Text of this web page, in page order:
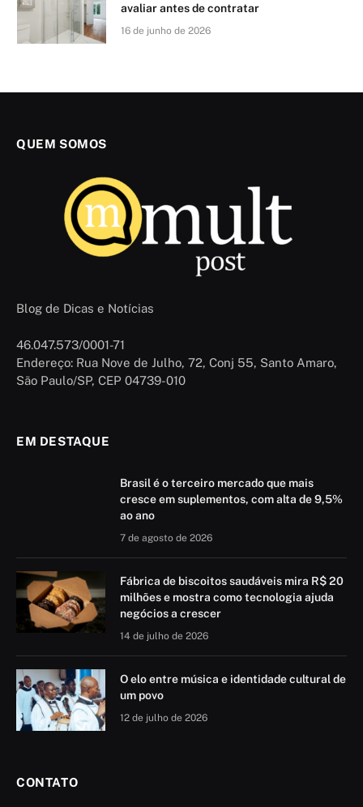
avaliar antes de contratar
16 de junho de 2026
QUEM SOMOS
Blog de Dicas e Notícias
46.047.573/0001-71
Endereço: Rua Nove de Julho, 72, Conj 55, Santo Amaro,
São Paulo/SP, CEP 04739-010
EM DESTAQUE
Brasil é o terceiro mercado que mais
cresce em suplementos, com alta de 9,5%
ao ano
7 de agosto de 2026
Fábrica de biscoitos saudáveis mira R$ 20
milhões e mostra como tecnologia ajuda
negócios a crescer
14 de julho de 2026
O elo entre música e identidade cultural de
um povo
12 de julho de 2026
CONTATO